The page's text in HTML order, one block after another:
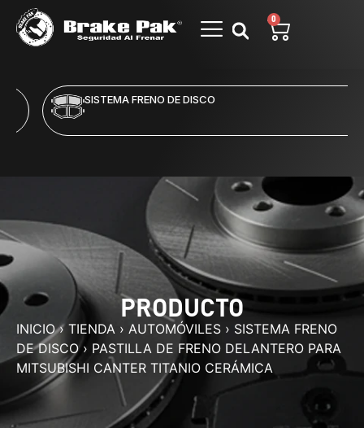
0
SISTEMA FRENO DE DISCO
PRODUCTO
INICIO› TIENDA › AUTOMÓVILES › SISTEMA FRENO
DE DISCO› PASTILLA DE FRENO DELANTERO PARA
MITSUBISHI CANTER TITANIO CERÁMICA